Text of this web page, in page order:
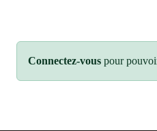
Connectez-vous pour